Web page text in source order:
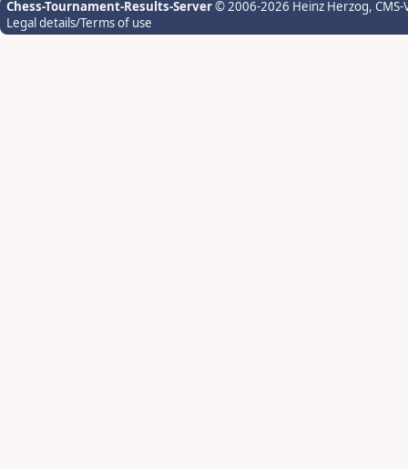
Chess-Tournament-Results-Server© 2006-2026 Heinz Herzog,
Legal details/Terms of use